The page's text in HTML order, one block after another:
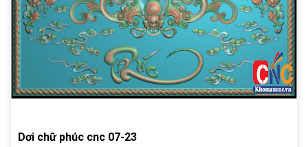
Dơi chữ phúc cnc 07-23